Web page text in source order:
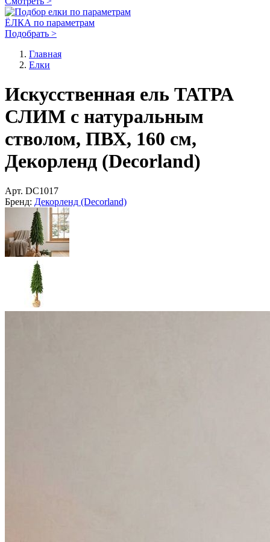
ЁЛКА по параметрам
Подобрать >
Главная
Елки
Искусственная ель ТАТРА
СЛИМ с натуральным
стволом, ПВХ, 160 см,
Декорленд (Decorland)
Арт. DC1017
Бренд: Декорленд (Decorland)